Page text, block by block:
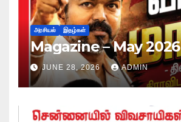
அரசியல் இதழ்கள்
Magazine – May 2026
JUNE 28, 2026 ADMIN